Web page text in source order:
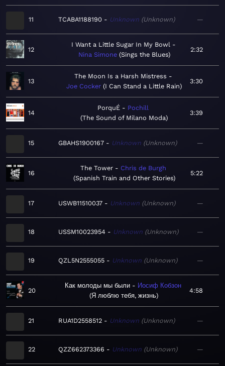
11 TCABA1188190 Unknown Unknown —
12
I Want a Little Sugar In My Bowl
Nina Simone Sings the Blues
2:32
13
The Moon Is a Harsh Mistress
Joe Cocker I Can Stand a Little Rain
3:30
14
PorquÉ
Pochill
The Sound of Milano Moda
3:39
15 GBAHS1900167 Unknown Unknown —
16
The Tower
Chris de Burgh
Spanish Train and Other Stories
5:22
17 USWB11510037 Unknown Unknown —
18 USSM10023954 Unknown Unknown —
19 QZL5N2555055 Unknown Unknown —
20
Как молоды мы были
Иосиф Кобзон
Я люблю тебя, жизнь
4:58
21 RUA1D2558512 Unknown Unknown —
22 QZZ662373366 Unknown Unknown —